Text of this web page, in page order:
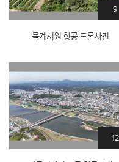
묵계서원 항공 드론사진
9
12